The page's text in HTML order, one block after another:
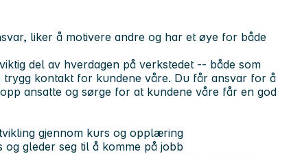
liker å motivere andre og har et øye for både
del av hverdagen på verkstedet -- både som
kontakt for kundene våre. Du får ansvar for å
ansatte og sørge for at kundene våre får en god
gjennom kurs og opplæring
gleder seg til å komme på jobb